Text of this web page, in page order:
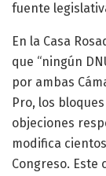
fuente
En la Casa
que “ningún
por ambas
Pro, los
objeciones
modifica
Congreso. Este